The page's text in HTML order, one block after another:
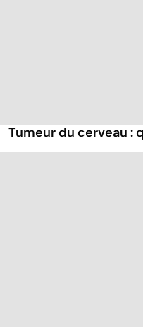
Tumeur du cerveau :